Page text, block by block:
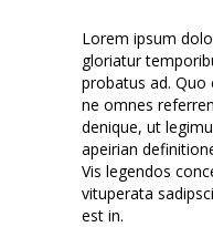
Lorem ipsum
gloriatur
probatus ad. Quo
ne omnes
denique, ut
apeirian
Vis legendos
vituperata
est in.